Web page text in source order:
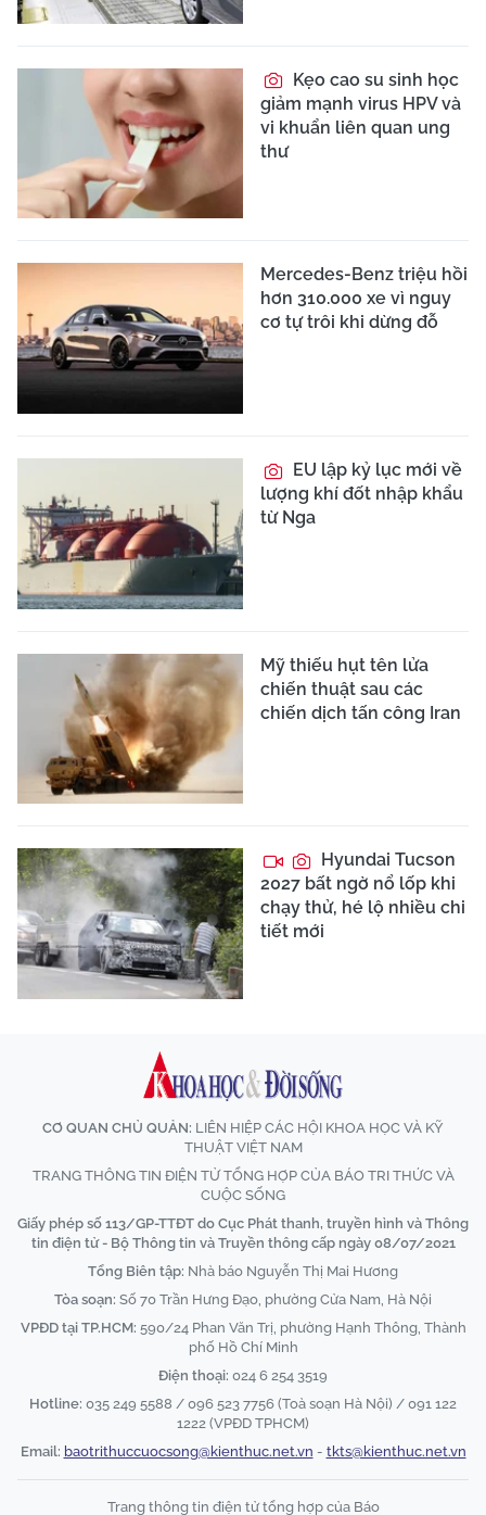
Kẹo cao su sinh học
giảm mạnh virus HPV và
vi khuẩn liên quan ung
thư
Mercedes-Benz triệu hồi
hơn 310.000 xe vì nguy
cơ tự trôi khi dừng đỗ
EU lập kỷ lục mới về
lượng khí đốt nhập khẩu
từ Nga
Mỹ thiếu hụt tên lửa
chiến thuật sau các
chiến dịch tấn công Iran
Hyundai Tucson
2027 bất ngờ nổ lốp khi
chạy thử, hé lộ nhiều chi
tiết mới
CƠ QUAN CHỦ QUẢN: LIÊN HIỆP CÁC HỘI KHOA HỌC VÀ KỸ
THUẬT VIỆT NAM
TRANG THÔNG TIN ĐIỆN TỬ TỔNG HỢP CỦA BÁO TRI THỨC VÀ
CUỘC SỐNG
Giấy phép số 113/GP-TTĐT do Cục Phát thanh, truyền hình và Thông
tin điện tử - Bộ Thông tin và Truyền thông cấp ngày 08/07/2021
Tổng Biên tập: Nhà báo Nguyễn Thị Mai Hương
Tòa soạn: Số 70 Trần Hưng Đạo, phường Cửa Nam, Hà Nội
VPĐD tại TP.HCM: 590/24 Phan Văn Trị, phường Hạnh Thông, Thành
phố Hồ Chí Minh
Điện thoại: 024 6 254 3519
Hotline: 035 249 5588 / 096 523 7756 (Toà soạn Hà Nội) / 091 122
1222 (VPĐD TPHCM)
Email: baotrithuccuocsong@kienthuc.net.vn - tkts@kienthuc.net.vn
Trang thông tin điện tử tổng hợp của Báo